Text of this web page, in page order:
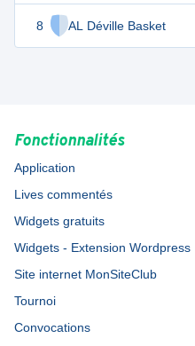
8 AL Déville Basket
17
Fonctionnalités
Application
Lives commentés
Widgets gratuits
Widgets - Extension Wordpress
Site internet MonSiteClub
Tournoi
Convocations